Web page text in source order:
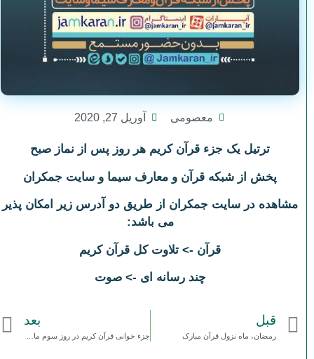
معصومی آوریل 27, 2020
ترتیل یک جزء قرآن کریم هر روز پس از نماز صبح
پخش از شبکه قرآن و معارف سیما و سایت جمکران
مشاهده در سایت جمکران از طریق دو آدرس زیر امکان پذیر
می باشد:
قرآن -> تلاوت کل قرآن کریم
چند رسانه ای -> صوت
قبل
رمضان، ماه نزول قرآن مبارک
بعد
جزء خوانی قرآن کریم در روز سوم ماه مبارک رمضان سال 99